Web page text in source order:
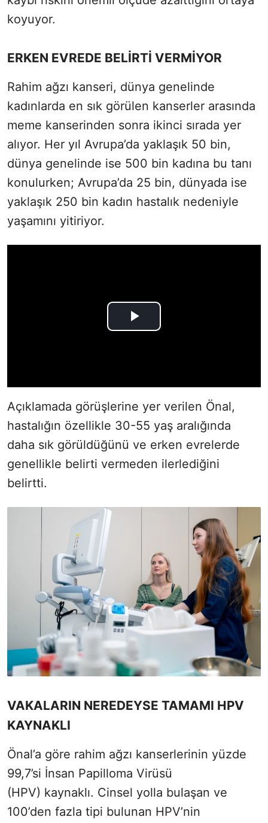
koyuyor.
ERKEN EVREDE BELİRTİ VERMİYOR
Rahim ağzı kanseri, dünya genelinde
kadınlarda en sık görülen kanserler arasında
meme kanserinden sonra ikinci sırada yer
alıyor. Her yıl Avrupa’da yaklaşık 50 bin,
dünya genelinde ise 500 bin kadına bu tanı
konulurken; Avrupa’da 25 bin, dünyada ise
yaklaşık 250 bin kadın hastalık nedeniyle
yaşamını yitiriyor.
Açıklamada görüşlerine yer verilen Önal,
hastalığın özellikle 30-55 yaş aralığında
daha sık görüldüğünü ve erken evrelerde
genellikle belirti vermeden ilerlediğini
belirtti.
VAKALARIN NEREDEYSE TAMAMI HPV
KAYNAKLI
Önal’a göre rahim ağzı kanserlerinin yüzde
99,7’si İnsan Papilloma Virüsü
(HPV) kaynaklı. Cinsel yolla bulaşan ve
100’den fazla tipi bulunan HPV’nin